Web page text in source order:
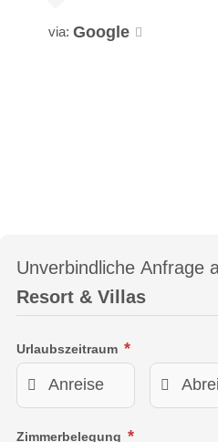
via: Google
Unverbindliche Anfrage
Resort & Villas
Urlaubszeitraum
Zimmerbelegung